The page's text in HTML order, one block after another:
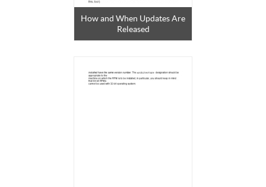
How and When Updates Are
Released